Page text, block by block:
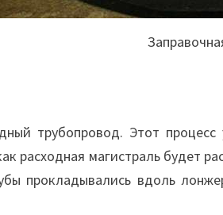
трубопровод. Этот
расходная магистраль будет
прокладывались вдоль